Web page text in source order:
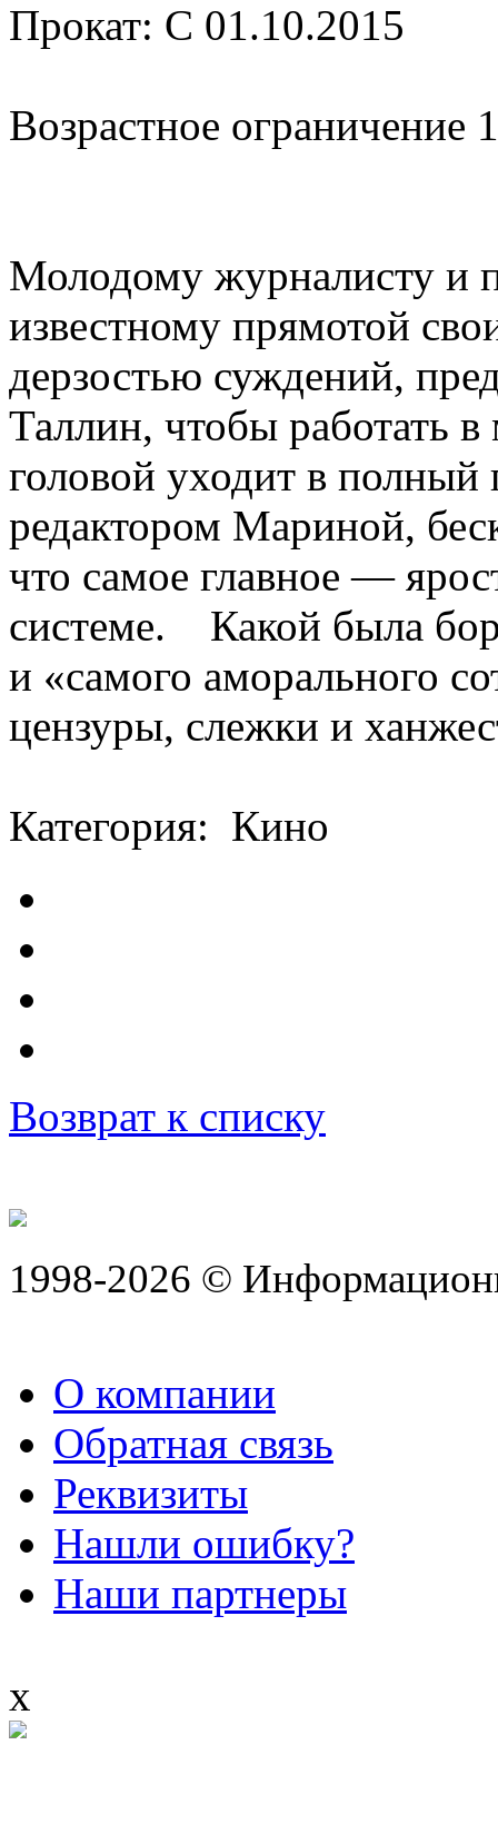
Прокат: С 01.10.2015
Возрастное ограничение
Молодому журналисту и
известному прямотой
дерзостью суждений,
Таллин, чтобы работать
головой уходит в полный
редактором Мариной,
что самое главное —
системе. Какой была
и «самого аморального
цензуры, слежки и
Категория: Кино
Возврат к списку
1998-2026 ©
О компании
Обратная связь
Реквизиты
Нашли ошибку?
Наши партнеры
x